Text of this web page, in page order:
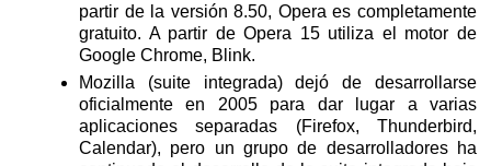
partir de la versión 8.50, Opera es completamente
gratuito. A partir de Opera 15 utiliza el motor de
Google Chrome, Blink.
Mozilla (suite integrada) dejó de desarrollarse
oficialmente en 2005 para dar lugar a varias
aplicaciones separadas (Firefox, Thunderbird,
Calendar), pero un grupo de desarrolladores ha